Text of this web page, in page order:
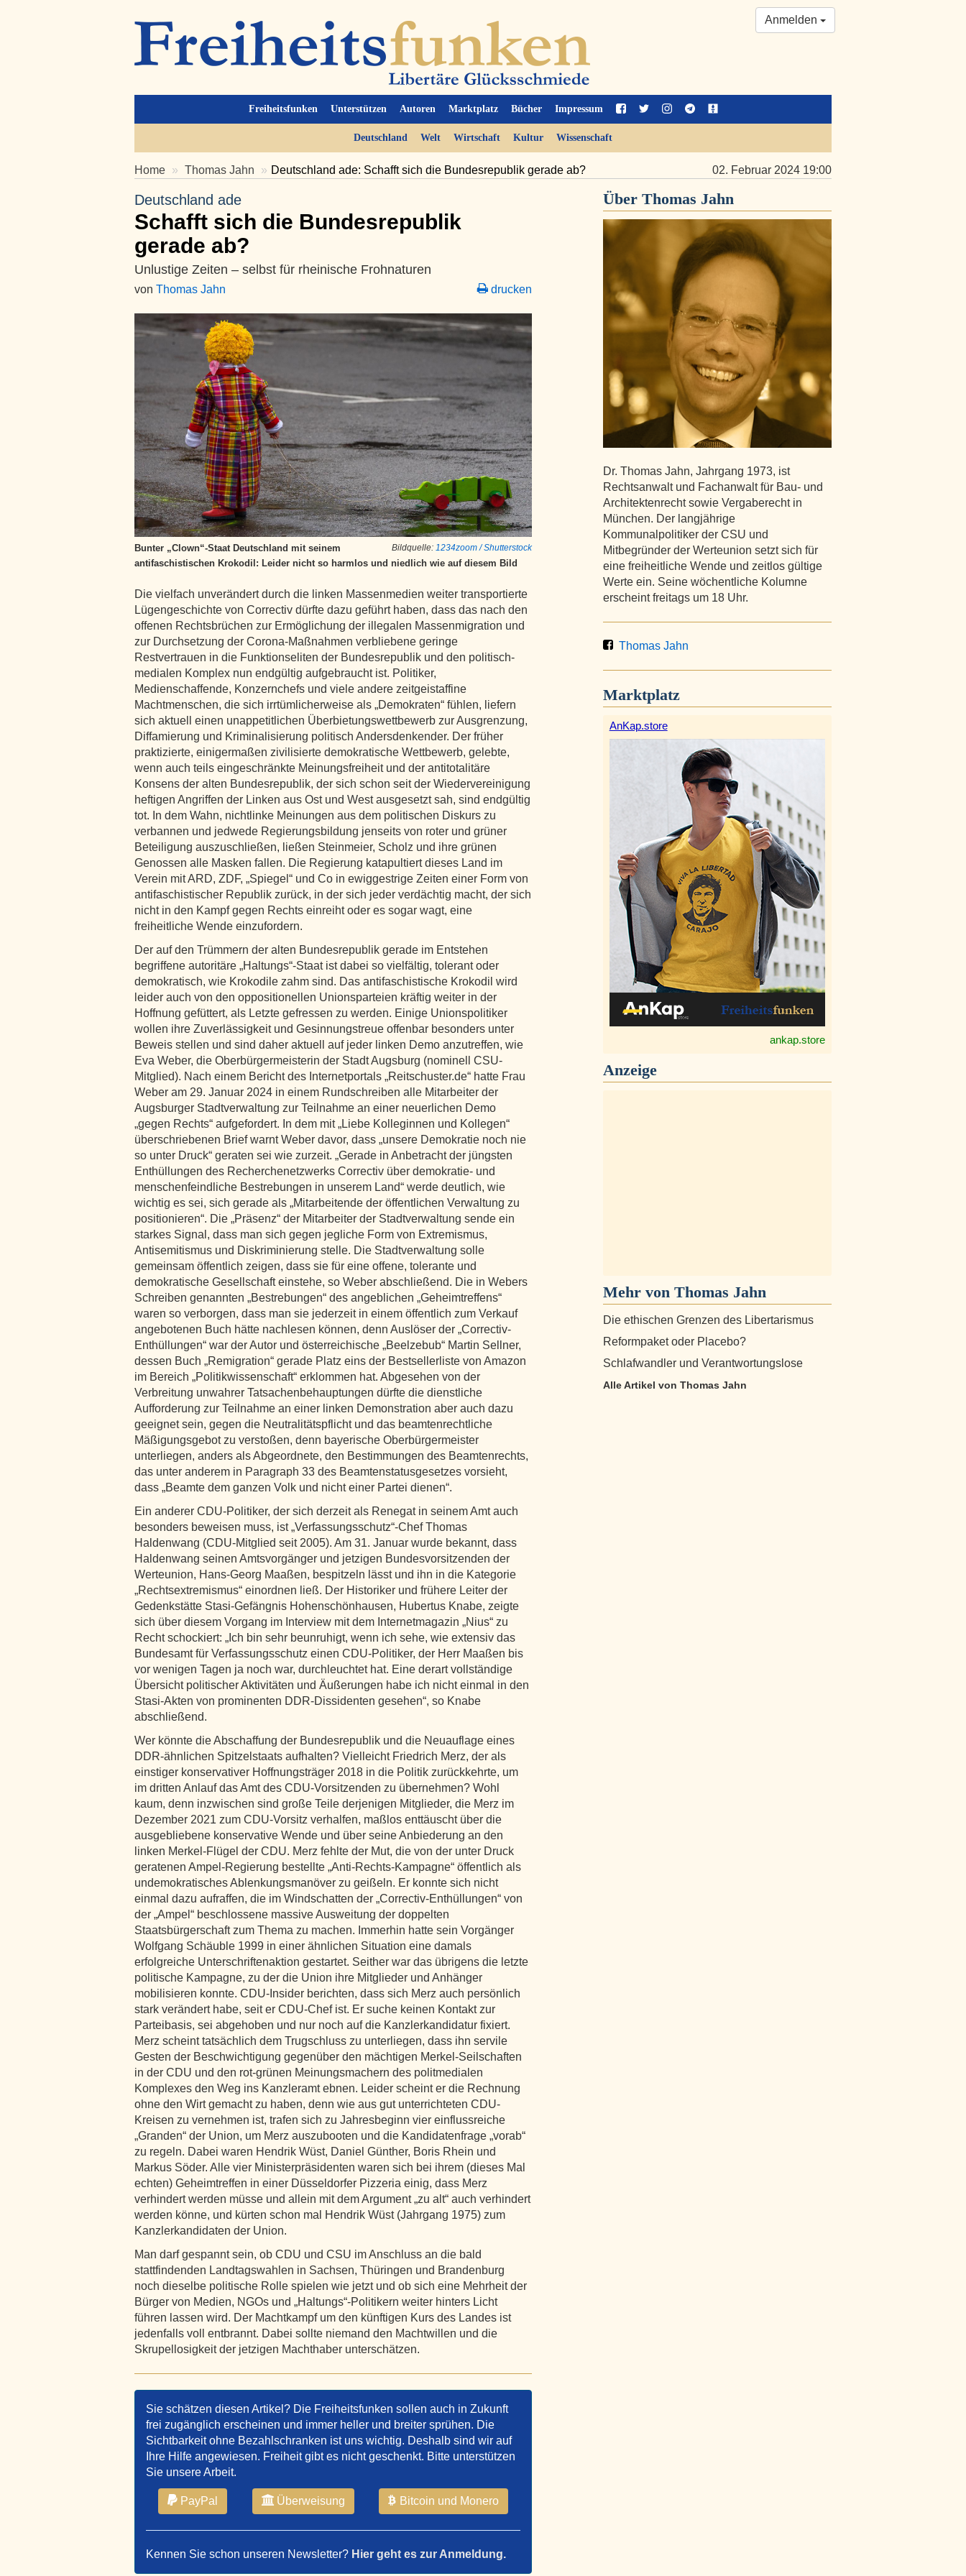
Freiheitsfunken Unterstützen Autoren Marktplatz Bücher Impressum
Anmelden
Deutschland Welt Wirtschaft Kultur Wissenschaft
Home Thomas Jahn Deutschland ade: Schafft sich die Bundesrepublik gerade ab? 02. Februar 2024 19:00
Deutschland ade
Schafft sich die Bundesrepublik
gerade ab?
Unlustige Zeiten – selbst für rheinische Frohnaturen
von Thomas Jahn drucken
Bildquelle:1234zoom / Shutterstock
Bunter „Clown“-Staat Deutschland mit seinem
antifaschistischen Krokodil: Leider nicht so harmlos und niedlich wie auf diesem Bild
Die vielfach unverändert durch die linken Massenmedien weiter transportierte
Lügengeschichte von Correctiv dürfte dazu geführt haben, dass das nach den
offenen Rechtsbrüchen zur Ermöglichung der illegalen Massenmigration und
zur Durchsetzung der Corona-Maßnahmen verbliebene geringe
Restvertrauen in die Funktionseliten der Bundesrepublik und den politisch-
medialen Komplex nun endgültig aufgebraucht ist. Politiker,
Medienschaffende, Konzernchefs und viele andere zeitgeistaffine
Machtmenschen, die sich irrtümlicherweise als „Demokraten“ fühlen, liefern
sich aktuell einen unappetitlichen Überbietungswettbewerb zur Ausgrenzung,
Diffamierung und Kriminalisierung politisch Andersdenkender. Der früher
praktizierte, einigermaßen zivilisierte demokratische Wettbewerb, gelebte,
wenn auch teils eingeschränkte Meinungsfreiheit und der antitotalitäre
Konsens der alten Bundesrepublik, der sich schon seit der Wiedervereinigung
heftigen Angriffen der Linken aus Ost und West ausgesetzt sah, sind endgültig
tot. In dem Wahn, nichtlinke Meinungen aus dem politischen Diskurs zu
verbannen und jedwede Regierungsbildung jenseits von roter und grüner
Beteiligung auszuschließen, ließen Steinmeier, Scholz und ihre grünen
Genossen alle Masken fallen. Die Regierung katapultiert dieses Land im
Verein mit ARD, ZDF, „Spiegel“ und Co in ewiggestrige Zeiten einer Form von
antifaschistischer Republik zurück, in der sich jeder verdächtig macht, der sich
nicht in den Kampf gegen Rechts einreiht oder es sogar wagt, eine
freiheitliche Wende einzufordern.
Der auf den Trümmern der alten Bundesrepublik gerade im Entstehen
begriffene autoritäre „Haltungs“-Staat ist dabei so vielfältig, tolerant oder
demokratisch, wie Krokodile zahm sind. Das antifaschistische Krokodil wird
leider auch von den oppositionellen Unionsparteien kräftig weiter in der
Hoffnung gefüttert, als Letzte gefressen zu werden. Einige Unionspolitiker
wollen ihre Zuverlässigkeit und Gesinnungstreue offenbar besonders unter
Beweis stellen und sind daher aktuell auf jeder linken Demo anzutreffen, wie
Eva Weber, die Oberbürgermeisterin der Stadt Augsburg (nominell CSU-
Mitglied). Nach einem Bericht des Internetportals „Reitschuster.de“ hatte Frau
Weber am 29. Januar 2024 in einem Rundschreiben alle Mitarbeiter der
Augsburger Stadtverwaltung zur Teilnahme an einer neuerlichen Demo
„gegen Rechts“ aufgefordert. In dem mit „Liebe Kolleginnen und Kollegen“
überschriebenen Brief warnt Weber davor, dass „unsere Demokratie noch nie
so unter Druck“ geraten sei wie zurzeit. „Gerade in Anbetracht der jüngsten
Enthüllungen des Recherchenetzwerks Correctiv über demokratie- und
menschenfeindliche Bestrebungen in unserem Land“ werde deutlich, wie
wichtig es sei, sich gerade als „Mitarbeitende der öffentlichen Verwaltung zu
positionieren“. Die „Präsenz“ der Mitarbeiter der Stadtverwaltung sende ein
starkes Signal, dass man sich gegen jegliche Form von Extremismus,
Antisemitismus und Diskriminierung stelle. Die Stadtverwaltung solle
gemeinsam öffentlich zeigen, dass sie für eine offene, tolerante und
demokratische Gesellschaft einstehe, so Weber abschließend. Die in Webers
Schreiben genannten „Bestrebungen“ des angeblichen „Geheimtreffens“
waren so verborgen, dass man sie jederzeit in einem öffentlich zum Verkauf
angebotenen Buch hätte nachlesen können, denn Auslöser der „Correctiv-
Enthüllungen“ war der Autor und österreichische „Beelzebub“ Martin Sellner,
dessen Buch „Remigration“ gerade Platz eins der Bestsellerliste von Amazon
im Bereich „Politikwissenschaft“ erklommen hat. Abgesehen von der
Verbreitung unwahrer Tatsachenbehauptungen dürfte die dienstliche
Aufforderung zur Teilnahme an einer linken Demonstration aber auch dazu
geeignet sein, gegen die Neutralitätspflicht und das beamtenrechtliche
Mäßigungsgebot zu verstoßen, denn bayerische Oberbürgermeister
unterliegen, anders als Abgeordnete, den Bestimmungen des Beamtenrechts,
das unter anderem in Paragraph 33 des Beamtenstatusgesetzes vorsieht,
dass „Beamte dem ganzen Volk und nicht einer Partei dienen“.
Ein anderer CDU-Politiker, der sich derzeit als Renegat in seinem Amt auch
besonders beweisen muss, ist „Verfassungsschutz“-Chef Thomas
Haldenwang (CDU-Mitglied seit 2005). Am 31. Januar wurde bekannt, dass
Haldenwang seinen Amtsvorgänger und jetzigen Bundesvorsitzenden der
Werteunion, Hans-Georg Maaßen, bespitzeln lässt und ihn in die Kategorie
„Rechtsextremismus“ einordnen ließ. Der Historiker und frühere Leiter der
Gedenkstätte Stasi-Gefängnis Hohenschönhausen, Hubertus Knabe, zeigte
sich über diesem Vorgang im Interview mit dem Internetmagazin „Nius“ zu
Recht schockiert: „Ich bin sehr beunruhigt, wenn ich sehe, wie extensiv das
Bundesamt für Verfassungsschutz einen CDU-Politiker, der Herr Maaßen bis
vor wenigen Tagen ja noch war, durchleuchtet hat. Eine derart vollständige
Übersicht politischer Aktivitäten und Äußerungen habe ich nicht einmal in den
Stasi-Akten von prominenten DDR-Dissidenten gesehen“, so Knabe
abschließend.
Wer könnte die Abschaffung der Bundesrepublik und die Neuauflage eines
DDR-ähnlichen Spitzelstaats aufhalten? Vielleicht Friedrich Merz, der als
einstiger konservativer Hoffnungsträger 2018 in die Politik zurückkehrte, um
im dritten Anlauf das Amt des CDU-Vorsitzenden zu übernehmen? Wohl
kaum, denn inzwischen sind große Teile derjenigen Mitglieder, die Merz im
Dezember 2021 zum CDU-Vorsitz verhalfen, maßlos enttäuscht über die
ausgebliebene konservative Wende und über seine Anbiederung an den
linken Merkel-Flügel der CDU. Merz fehlte der Mut, die von der unter Druck
geratenen Ampel-Regierung bestellte „Anti-Rechts-Kampagne“ öffentlich als
undemokratisches Ablenkungsmanöver zu geißeln. Er konnte sich nicht
einmal dazu aufraffen, die im Windschatten der „Correctiv-Enthüllungen“ von
der „Ampel“ beschlossene massive Ausweitung der doppelten
Staatsbürgerschaft zum Thema zu machen. Immerhin hatte sein Vorgänger
Wolfgang Schäuble 1999 in einer ähnlichen Situation eine damals
erfolgreiche Unterschriftenaktion gestartet. Seither war das übrigens die letzte
politische Kampagne, zu der die Union ihre Mitglieder und Anhänger
mobilisieren konnte. CDU-Insider berichten, dass sich Merz auch persönlich
stark verändert habe, seit er CDU-Chef ist. Er suche keinen Kontakt zur
Parteibasis, sei abgehoben und nur noch auf die Kanzlerkandidatur fixiert.
Merz scheint tatsächlich dem Trugschluss zu unterliegen, dass ihn servile
Gesten der Beschwichtigung gegenüber den mächtigen Merkel-Seilschaften
in der CDU und den rot-grünen Meinungsmachern des politmedialen
Komplexes den Weg ins Kanzleramt ebnen. Leider scheint er die Rechnung
ohne den Wirt gemacht zu haben, denn wie aus gut unterrichteten CDU-
Kreisen zu vernehmen ist, trafen sich zu Jahresbeginn vier einflussreiche
„Granden“ der Union, um Merz auszubooten und die Kandidatenfrage „vorab“
zu regeln. Dabei waren Hendrik Wüst, Daniel Günther, Boris Rhein und
Markus Söder. Alle vier Ministerpräsidenten waren sich bei ihrem (dieses Mal
echten) Geheimtreffen in einer Düsseldorfer Pizzeria einig, dass Merz
verhindert werden müsse und allein mit dem Argument „zu alt“ auch verhindert
werden könne, und kürten schon mal Hendrik Wüst (Jahrgang 1975) zum
Kanzlerkandidaten der Union.
Man darf gespannt sein, ob CDU und CSU im Anschluss an die bald
stattfindenden Landtagswahlen in Sachsen, Thüringen und Brandenburg
noch dieselbe politische Rolle spielen wie jetzt und ob sich eine Mehrheit der
Bürger von Medien, NGOs und „Haltungs“-Politikern weiter hinters Licht
führen lassen wird. Der Machtkampf um den künftigen Kurs des Landes ist
jedenfalls voll entbrannt. Dabei sollte niemand den Machtwillen und die
Skrupellosigkeit der jetzigen Machthaber unterschätzen.
Sie schätzen diesen Artikel? Die Freiheitsfunken sollen auch in Zukunft
frei zugänglich erscheinen und immer heller und breiter sprühen. Die
Sichtbarkeit ohne Bezahlschranken ist uns wichtig. Deshalb sind wir auf
Ihre Hilfe angewiesen. Freiheit gibt es nicht geschenkt. Bitte unterstützen
Sie unsere Arbeit.
PayPal Überweisung Bitcoin und Monero
Kennen Sie schon unseren Newsletter? Hier geht es zur Anmeldung.
Über Thomas Jahn
Dr. Thomas Jahn, Jahrgang 1973, ist
Rechtsanwalt und Fachanwalt für Bau- und
Architektenrecht sowie Vergaberecht in
München. Der langjährige
Kommunalpolitiker der CSU und
Mitbegründer der Werteunion setzt sich für
eine freiheitliche Wende und zeitlos gültige
Werte ein. Seine wöchentliche Kolumne
erscheint freitags um 18 Uhr.
Thomas Jahn
Marktplatz
AnKap.store
ankap.store
Anzeige
Mehr von Thomas Jahn
Die ethischen Grenzen des Libertarismus
Reformpaket oder Placebo?
Schlafwandler und Verantwortungslose
Alle Artikel von Thomas Jahn